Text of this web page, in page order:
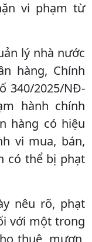
vi phạm từ
lý nhà nước
hàng, Chính
340/2025/NĐ-
hành chính
hàng có hiệu
vi mua, bán,
có thể bị phạt
nêu rõ, phạt
với một trong
thuê, mượn,